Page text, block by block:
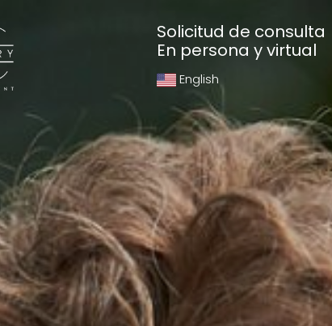
Solicitud de consulta
En persona y virtual
English